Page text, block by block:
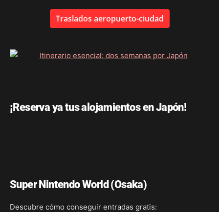
Traslados aeropuerto-ciudad
¡Reserva ya tus alojamientos en Japón!
Super Nintendo World (Osaka)
Descubre cómo conseguir entradas gratis: